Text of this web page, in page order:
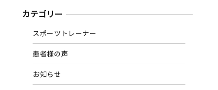
カテゴリー
スポーツトレーナー
患者様の声
お知らせ